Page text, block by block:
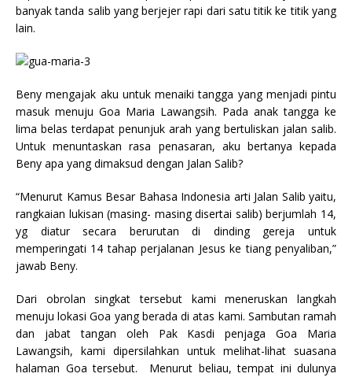
banyak tanda salib yang berjejer rapi dari satu titik ke titik yang
lain.
Beny mengajak aku untuk menaiki tangga yang menjadi pintu
masuk menuju Goa Maria Lawangsih. Pada anak tangga ke
lima belas terdapat penunjuk arah yang bertuliskan jalan salib.
Untuk menuntaskan rasa penasaran, aku bertanya kepada
Beny apa yang dimaksud dengan Jalan Salib?
“Menurut Kamus Besar Bahasa Indonesia arti Jalan Salib yaitu,
rangkaian lukisan (masing- masing disertai salib) berjumlah 14,
yg diatur secara berurutan di dinding gereja untuk
memperingati 14 tahap perjalanan Jesus ke tiang penyaliban,”
jawab Beny.
Dari obrolan singkat tersebut kami meneruskan langkah
menuju lokasi Goa yang berada di atas kami. Sambutan ramah
dan jabat tangan oleh Pak Kasdi penjaga Goa Maria
Lawangsih, kami dipersilahkan untuk melihat-lihat suasana
halaman Goa tersebut. Menurut beliau, tempat ini dulunya